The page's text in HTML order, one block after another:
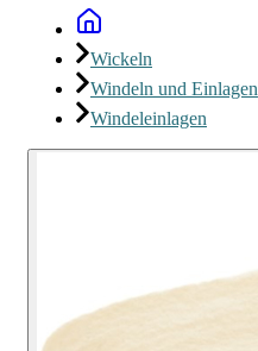
Wickeln
Windeln und Einlagen
Windeleinlagen